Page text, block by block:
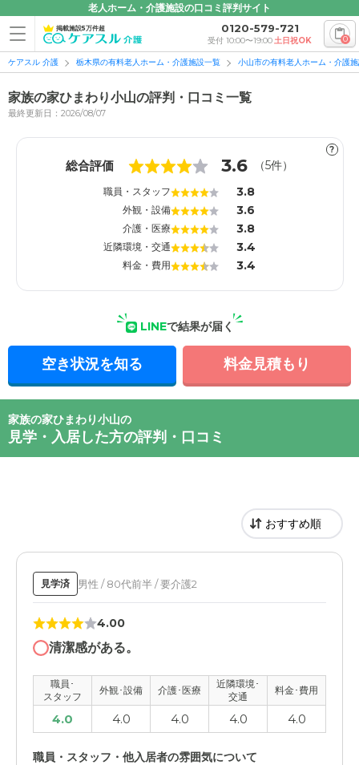
老人ホーム・介護施設の口コミ評判サイト
掲載施設5万件超 0120-579-721
受付 10:00〜19:00土日祝OK 0
ケアスル 介護 栃木県の有料老人ホーム・介護施設一覧 小山市の有料老人ホーム・介護
家族の家ひまわり小山の評判・口コミ一覧
最終更新日：2026/08/07
?
総合評価 3.6 （5件）
職員・スタッフ 3.8
外観・設備 3.6
介護・医療 3.8
近隣環境・交通 3.4
料金・費用 3.4
LINEで結果が届く
空き状況を知る 料金見積もり
家族の家ひまわり小山の
見学・入居した方の評判・口コミ
見学済 男性 / 80代前半 / 要介護2
4.00
清潔感がある。
職員･
スタッフ
外観･設備 介護･医療
近隣環境･
交通
料金･費用
4.0 4.0 4.0 4.0 4.0
職員・スタッフ・他入居者の雰囲気について